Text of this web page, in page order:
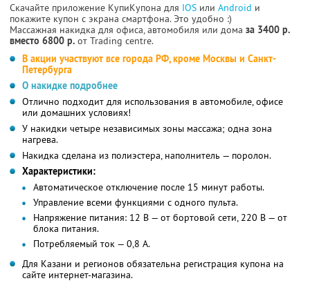
Скачайте приложение КупиКупона для IOS или Android и
покажите купон с экрана смартфона. Это удобно :)
Массажная накидка для офиса, автомобиля или дома за 3400 р.
вместо 6800 р. от Trading centre.
В акции участвуют все города РФ, кроме Москвы и Санкт-
Петербурга
О накидке подробнее
Отлично подходит для использования в автомобиле, офисе
или домашних условиях!
У накидки четыре независимых зоны массажа; одна зона
нагрева.
Накидка сделана из полиэстера, наполнитель — поролон.
Характеристики:
Автоматическое отключение после 15 минут работы.
Управление всеми функциями с одного пульта.
Напряжение питания: 12 В — от бортовой сети, 220 В — от
блока питания.
Потребляемый ток — 0,8 А.
Для Казани и регионов обязательна регистрация купона на
сайте интернет-магазина.